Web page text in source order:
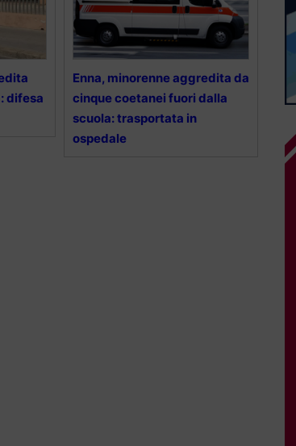
difesa
Enna, minorenne aggredita da
cinque coetanei fuori dalla
scuola: trasportata in
ospedale